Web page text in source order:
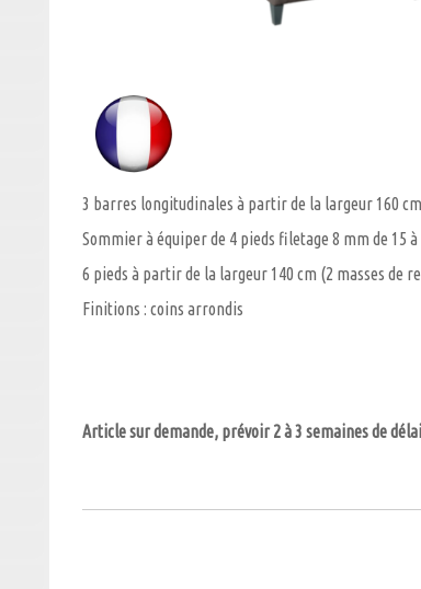
3 barres longitudinales à partir de la largeur 160 cm
Sommier à équiper de 4 pieds filetage 8 mm de 15
6 pieds à partir de la largeur 140 cm (2 masses de
Finitions : coins arrondis
Article sur demande, prévoir 2 à 3 semaines de